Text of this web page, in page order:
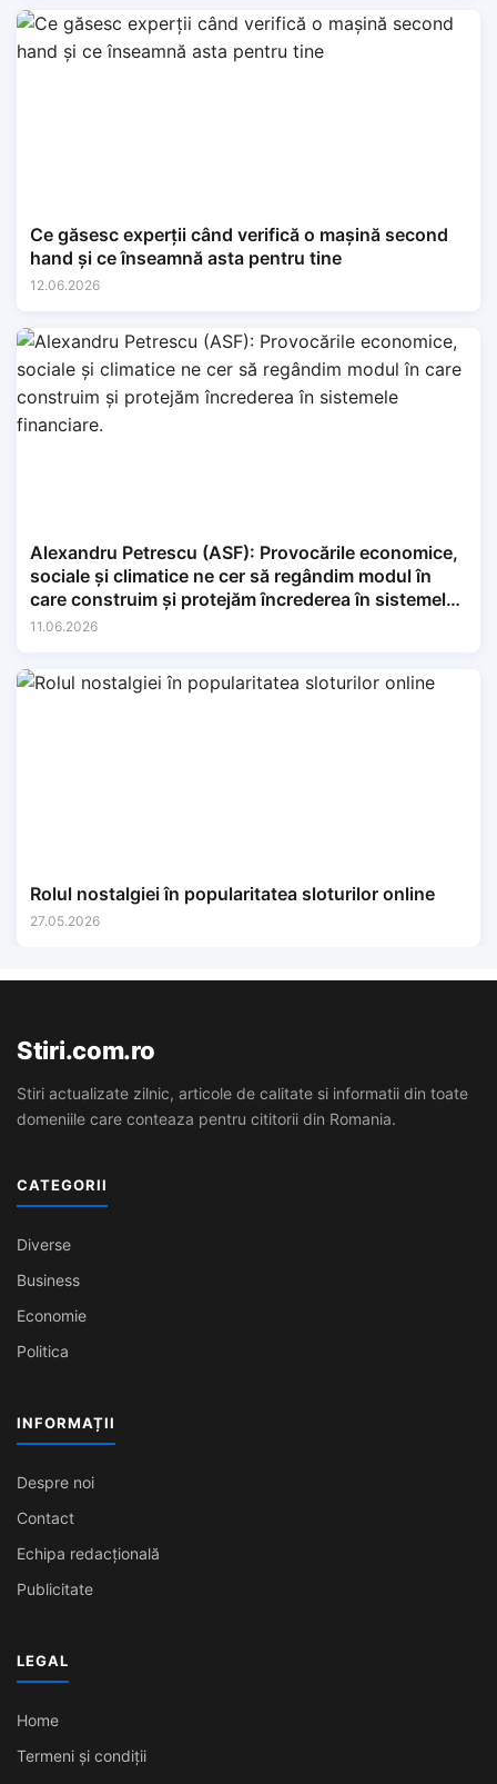
Ce găsesc experții când verifică o mașină second
hand și ce înseamnă asta pentru tine
12.06.2026
Alexandru Petrescu (ASF): Provocările economice,
sociale și climatice ne cer să regândim modul în
care construim și protejăm încrederea în sistemele
financiare.
11.06.2026
Rolul nostalgiei în popularitatea sloturilor online
27.05.2026
Stiri.com.ro
Stiri actualizate zilnic, articole de calitate si informatii din toate
domeniile care conteaza pentru cititorii din Romania.
CATEGORII
Diverse
Business
Economie
Politica
INFORMAȚII
Despre noi
Contact
Echipa redacțională
Publicitate
LEGAL
Home
Termeni și condiții